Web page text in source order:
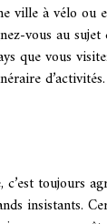
ville à vélo ou
vous au
que vous
d’activités.
c’est toujours
insistants.